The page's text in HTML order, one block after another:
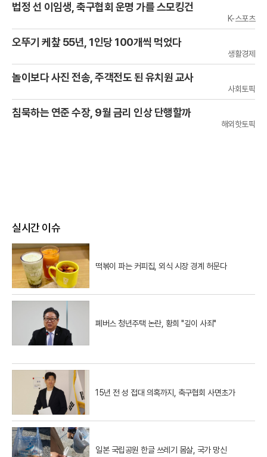
법정 선 이임생, 축구협회 운명 가를 스모킹건
K-스포츠
오뚜기 케챂 55년, 1인당 100개씩 먹었다
생활경제
놀이보다 사진 전송, 주객전도 된 유치원 교사
사회토픽
침묵하는 연준 수장, 9월 금리 인상 단행할까
해외핫토픽
실시간 이슈
떡볶이 파는 커피집, 외식 시장 경계 허문다
폐버스 청년주택 논란, 황희 "깊이 사죄"
15년 전 성 접대 의혹까지, 축구협회 사면초가
일본 국립공원 한글 쓰레기 몸살, 국가 망신